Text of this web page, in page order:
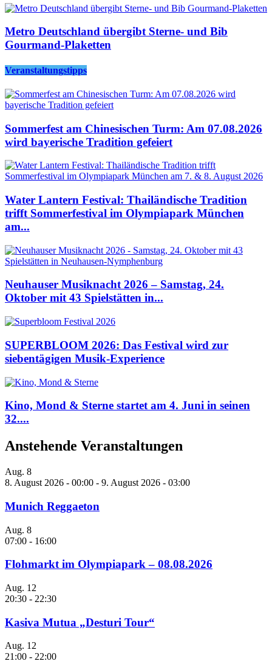
Metro Deutschland übergibt Sterne- und Bib
Gourmand-Plaketten
Veranstaltungstipps
Sommerfest am Chinesischen Turm: Am 07.08.2026
wird bayerische Tradition gefeiert
Water Lantern Festival: Thailändische Tradition
trifft Sommerfestival im Olympiapark München
am...
Neuhauser Musiknacht 2026 – Samstag, 24.
Oktober mit 43 Spielstätten in...
SUPERBLOOM 2026: Das Festival wird zur
siebentägigen Musik-Experience
Kino, Mond & Sterne startet am 4. Juni in seinen
32....
Anstehende Veranstaltungen
Aug. 8
8. August 2026 - 00:00 - 9. August 2026 - 03:00
Munich Reggaeton
Aug. 8
07:00 - 16:00
Flohmarkt im Olympiapark – 08.08.2026
Aug. 12
20:30 - 22:30
Kasiva Mutua „Desturi Tour“
Aug. 12
21:00 - 22:00